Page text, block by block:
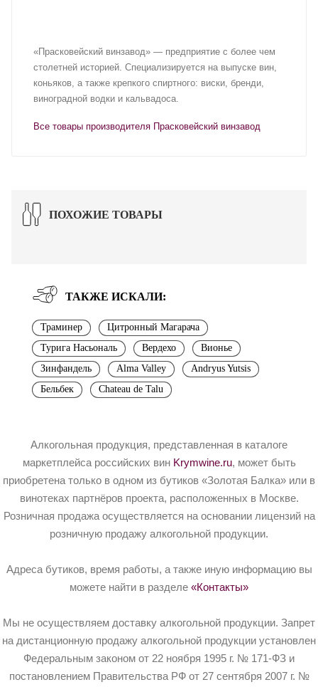
«Прасковейский винзавод» — предприятие с более чем
столетней историей. Специализируется на выпуске вин,
коньяков, а также крепкого спиртного: виски, бренди,
виноградной водки и кальвадоса.
Все товары производителя Прасковейский винзавод
ПОХОЖИЕ ТОВАРЫ
ТАКЖЕ ИСКАЛИ:
Траминер
Цитронный Магарача
Турига Насьональ
Вердехо
Вионье
Зинфандель
Alma Valley
Andryus Yutsis
Бельбек
Chateau de Talu
Алкогольная продукция, представленная в каталоге
маркетплейса российских вин Krymwine.ru, может быть
приобретена только в одном из бутиков «Золотая Балка» или в
винотеках партнёров проекта, расположенных в Москве.
Розничная продажа осуществляется на основании лицензий на
розничную продажу алкогольной продукции.
Адреса бутиков, время работы, а также иную информацию вы
можете найти в разделе «Контакты»
Мы не осуществляем доставку алкогольной продукции. Запрет
на дистанционную продажу алкогольной продукции установлен
Федеральным законом от 22 ноября 1995 г. № 171-ФЗ и
постановлением Правительства РФ от 27 сентября 2007 г. №